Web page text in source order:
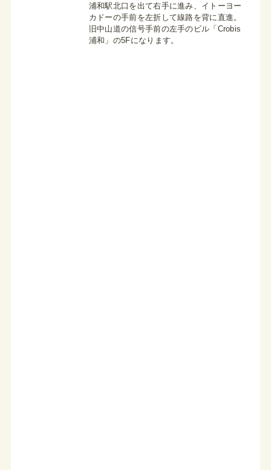
浦和駅北口を出て右手に進み、イトーヨー
カドーの手前を左折して線路を背に直進。
旧中山道の信号手前の左手のビル「Crobis
浦和」の5Fになります。